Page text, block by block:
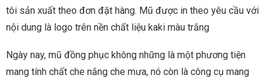
tôi sản xuất theo đơn đặt hàng. Mũ được in theo yêu cầu với
nội dung là logo trên nền chất liệu kaki màu trắng
Ngày nay, mũ đồng phục không những là một phương tiện
mang tính chất che nắng che mưa, nó còn là công cụ mang